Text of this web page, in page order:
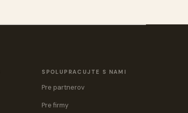
SPOLUPRACUJTE S NAMI
Pre partnerov
Pre firmy